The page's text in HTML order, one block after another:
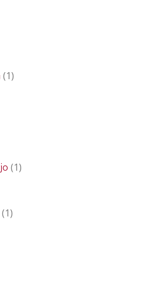
(1)
(1)
(1)